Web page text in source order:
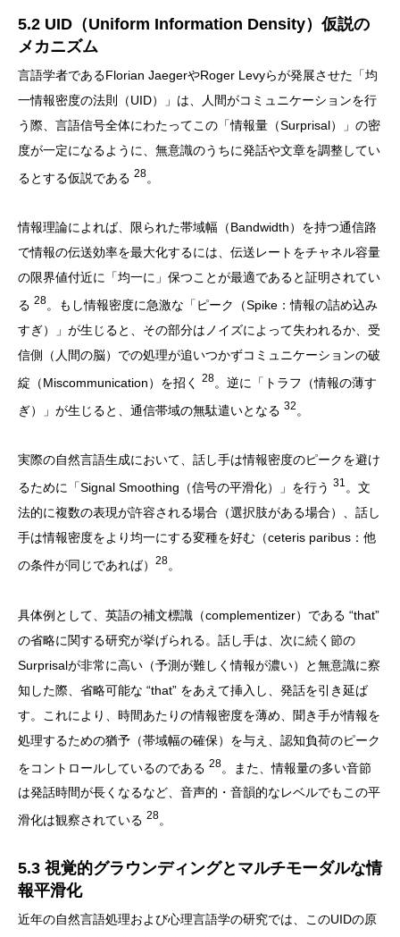
5.2 UID（Uniform Information Density）仮説の
メカニズム
言語学者であるFlorian JaegerやRoger Levyらが発展させた「均
一情報密度の法則（UID）」は、人間がコミュニケーションを行
う際、言語信号全体にわたってこの「情報量（Surprisal）」の密
度が一定になるように、無意識のうちに発話や文章を調整してい
るとする仮説である 28。
情報理論によれば、限られた帯域幅（Bandwidth）を持つ通信路
で情報の伝送効率を最大化するには、伝送レートをチャネル容量
の限界値付近に「均一に」保つことが最適であると証明されてい
る 28。もし情報密度に急激な「ピーク（Spike：情報の詰め込み
すぎ）」が生じると、その部分はノイズによって失われるか、受
信側（人間の脳）での処理が追いつかずコミュニケーションの破
綻（Miscommunication）を招く
28。逆に「トラフ（情報の薄す
ぎ）」が生じると、通信帯域の無駄遣いとなる 32 。
実際の自然言語生成において、話し手は情報密度のピークを避け
るために「Signal Smoothing（信号の平滑化）」を行う 31 。文
法的に複数の表現が許容される場合（選択肢がある場合）、話し
手は情報密度をより均一にする変種を好む（ceteris paribus：他
の条件が同じであれば）
28。
具体例として、英語の補文標識（complementizer）である “that”
の省略に関する研究が挙げられる。話し手は、次に続く節の
Surprisalが非常に高い（予測が難しく情報が濃い）と無意識に察
知した際、省略可能な “that” をあえて挿入し、発話を引き延ば
す。これにより、時間あたりの情報密度を薄め、聞き手が情報を
処理するための猶予（帯域幅の確保）を与え、認知負荷のピーク
をコントロールしているのである 28。また、情報量の多い音節
は発話時間が長くなるなど、音声的・音韻的なレベルでもこの平
滑化は観察されている 28。
5.3 視覚的グラウンディングとマルチモーダルな情
報平滑化
近年の自然言語処理および心理言語学の研究では、このUIDの原